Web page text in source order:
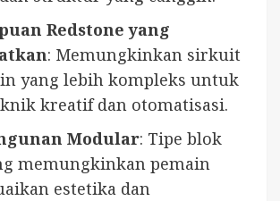
Redstone yang
: Memungkinkan sirkuit
yang lebih kompleks untuk
kreatif dan otomatisasi.
Modular: Tipe blok
memungkinkan pemain
estetika dan